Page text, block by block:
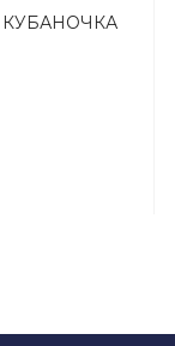
КУБАНОЧКА